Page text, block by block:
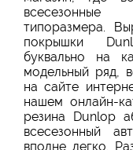
типоразмера.
покрышки
буквально на
модельный ряд,
на сайте
нашем онлайн-
резина Dunlop
всесезонный
вполне легко.